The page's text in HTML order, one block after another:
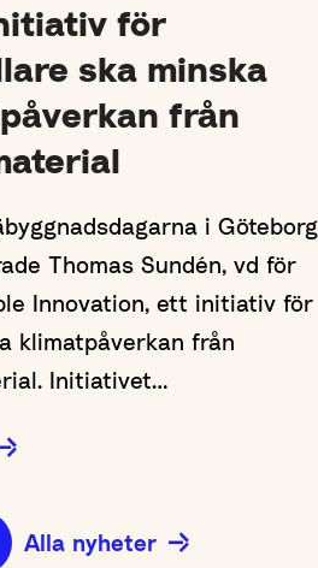
för
ska minska
från
i Göteborg
Thomas Sundén, vd för
Innovation, ett initiativ för
klimatpåverkan från
Initiativet…
Alla nyheter